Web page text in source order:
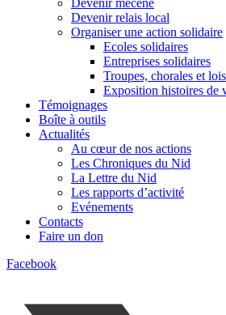
Devenir mécène
Devenir relais local
Organiser une action solidaire
Ecoles solidaires
Entreprises solidaires
Troupes, chorales et
Exposition histoires de
Témoignages
Boîte à outils
Actualités
Au cœur de nos actions
Les Chroniques du Nid
La Lettre du Nid
Les rapports d’activité
Evénements
Contacts
Faire un don
Facebook